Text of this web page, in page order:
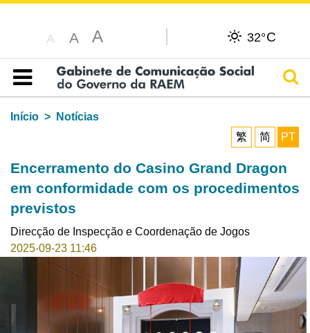
A A A 32°C
Índice
Início
Notícias
繁
简 PT
Encerramento do Casino Grand Dragon
em conformidade com os procedimentos
previstos
Direcção de Inspecção e Coordenação de Jogos
2025-09-23 11:46